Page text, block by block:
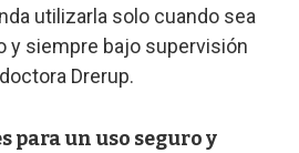
utilizarla solo cuando sea
y siempre bajo supervisión
Drerup.
para un uso seguro y